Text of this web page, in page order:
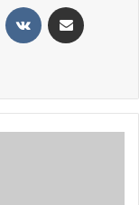
Reddit VKontakte